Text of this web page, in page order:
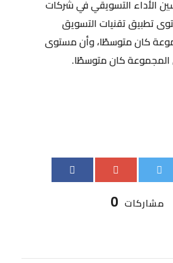
الأداء التسويقي في شركات
تطبيق تقنيات التسويق
كان متوسطًا، وأن مستوى
المجموعة كان متوسطًا.
0 مشاركات